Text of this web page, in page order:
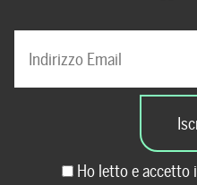
Ho letto e accetto i